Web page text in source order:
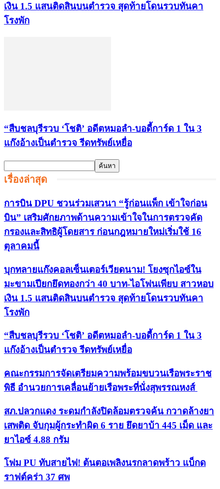
เงิน 1.5 แสนติดสินบนตำรวจ สุดท้ายโดนรวบทันคา
โรงพัก
“สืบชลบุรีรวบ ‘โชติ’ อดีตหมอลำ-บอดี้การ์ด 1 ใน 3
แก๊งอ้างเป็นตำรวจ รีดทรัพย์เหยื่อ
เรื่องล่าสุด
การบิน DPU ชวนร่วมเสวนา “รู้ก่อนแพ็ก เข้าใจก่อน
บิน” เสริมศักยภาพด้านความเข้าใจในการตรวจคัด
กรองและสิทธิผู้โดยสาร ก่อนกฎหมายใหม่เริ่มใช้ 16
ตุลาคมนี้
บุกทลายแก๊งคอลเซ็นเตอร์เวียดนาม! โยงซุกไอซ์ใน
มะขามเปียกยึดทองกว่า 40 บาท-ไอโฟนเพียบ สาวหอบ
เงิน 1.5 แสนติดสินบนตำรวจ สุดท้ายโดนรวบทันคา
โรงพัก
“สืบชลบุรีรวบ ‘โชติ’ อดีตหมอลำ-บอดี้การ์ด 1 ใน 3
แก๊งอ้างเป็นตำรวจ รีดทรัพย์เหยื่อ
คณะกรรมการจัดเตรียมความพร้อมขบวนเรือพระราช
พิธี อำนวยการเคลื่อนย้ายเรือพระที่นั่งสุพรรณหงส์
สภ.ปลวกแดง ระดมกำลังปิดล้อมตรวจค้น กวาดล้างยา
เสพติด จับกุมผู้กระทำผิด 6 ราย ยึดยาบ้า 445 เม็ด และ
ยาไอซ์ 4.88 กรัม
โฟม PU ทับสายไฟ! ต้นตอเพลิงนรกลาดพร้าว แบ็กด
ราฟต์คร่า 37 ศพ